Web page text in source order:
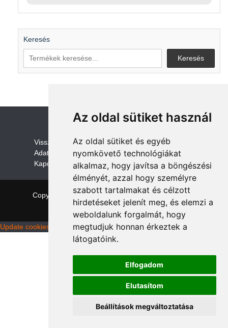
Az oldal sütiket használ
Az oldal sütiket és egyéb
nyomkövető technológiákat
alkalmaz, hogy javítsa a böngészési
élményét, azzal hogy személyre
szabott tartalmakat és célzott
hirdetéseket jelenít meg, és elemzi a
weboldalunk forgalmát, hogy
megtudjuk honnan érkeztek a
látogatóink.
Elfogadom
Elutasítom
Beállítások megváltoztatása
Keresés
Keresés
Visszaküldési és visszatérítési szabályzat
Adatvédelem /GDPR
Kapcsolat
Copyright © 2026 quadalkatreszek.com | Theme:
NewStoreby ThemeFarmer
Update cookies preferences